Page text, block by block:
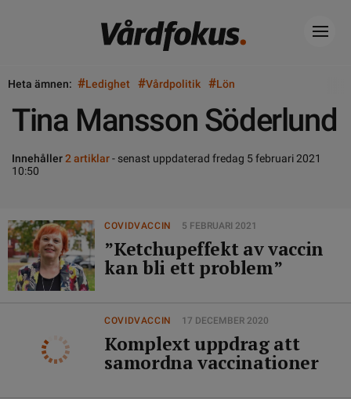
Heta ämnen: #Ledighet #Vårdpolitik #Lön
Tina Mansson Söderlund
Innehåller2 artiklar- senast uppdaterad fredag 5 februari 2021
10:50
COVIDVACCIN 5 FEBRUARI 2021
”Ketchupeffekt av vaccin
kan bli ett problem”
COVIDVACCIN 17 DECEMBER 2020
Komplext uppdrag att
samordna vaccinationer